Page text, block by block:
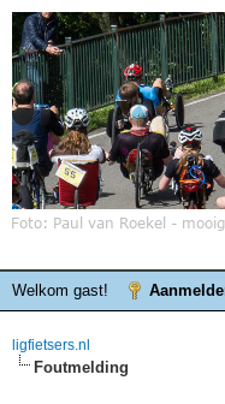
Welkom gast!
ligfietsers.nl
Foutmelding